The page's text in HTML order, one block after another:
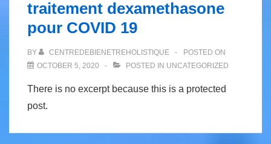
traitement dexamethasone
pour COVID 19
BY CENTREDEBIENETREHOLISTIQUE
POSTED ON
OCTOBER 5, 2020
POSTED IN UNCATEGORIZED
There is no excerpt because this is a protected
post.